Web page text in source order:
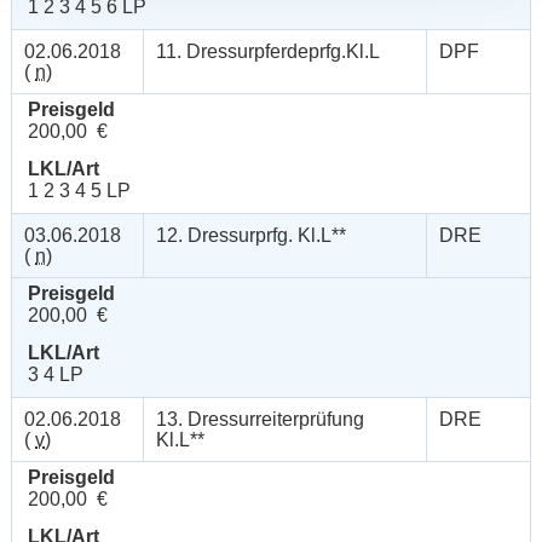
1 2 3 4 5 6 LP
02.06.2018
( n)
11. Dressurpferdeprfg.Kl.L DPF
Preisgeld
200,00 €
LKL/Art
1 2 3 4 5 LP
03.06.2018
( n)
12. Dressurprfg. Kl.L** DRE
Preisgeld
200,00 €
LKL/Art
3 4 LP
02.06.2018
( v)
13. Dressurreiterprüfung
Kl.L**
DRE
Preisgeld
200,00 €
LKL/Art